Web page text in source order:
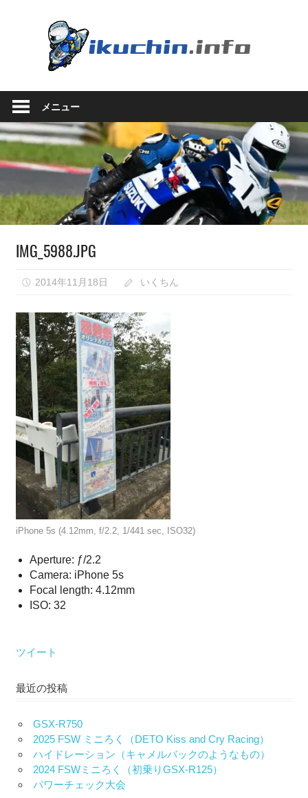
ッ
プ
ち
ん
ち
ん
の
ロ
（モ
ト
ロ
で
い）
メニュー
IMG_5988.JPG
2014年11月18日 いくちん
iPhone 5s (4.12mm, f/2.2, 1/441 sec, ISO32)
Aperture: ƒ/2.2
Camera: iPhone 5s
Focal length: 4.12mm
ISO: 32
ツイート
最近の投稿
GSX-R750
2025 FSW ミニろく（DETO Kiss and Cry Racing）
ハイドレーション（キャメルバックのようなもの）
2024 FSWミニろく（初乗りGSX-R125）
パワーチェック大会